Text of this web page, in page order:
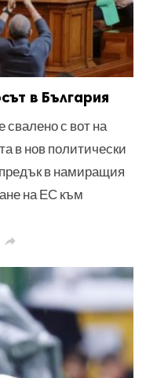
в България
свалено с вот на
в нов политически
в намиращия
на ЕС към
